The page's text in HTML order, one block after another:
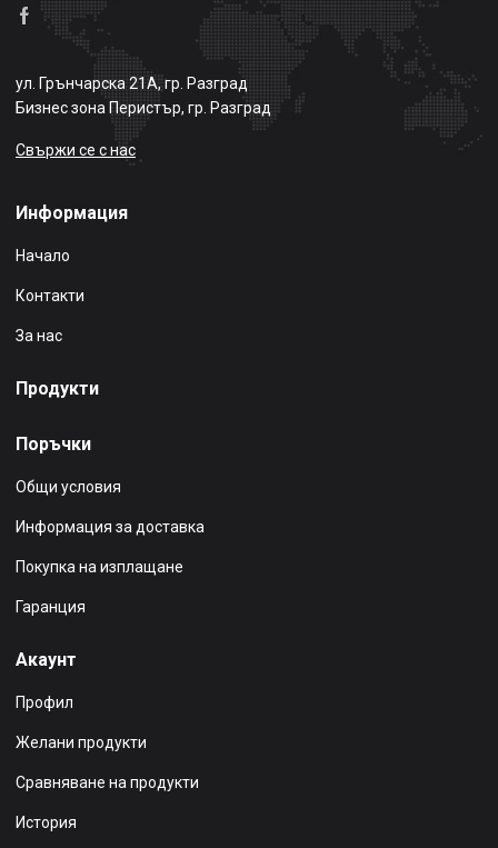
ул. Грънчарска 21А, гр. Разград
Бизнес зона Перистър, гр. Разград
Свържи се с нас
Информация
Начало
Контакти
За нас
Продукти
Поръчки
Общи условия
Информация за доставка
Покупка на изплащане
Гаранция
Акаунт
Профил
Желани продукти
Сравняване на продукти
История